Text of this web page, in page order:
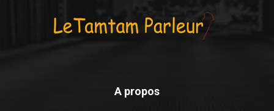
A propos